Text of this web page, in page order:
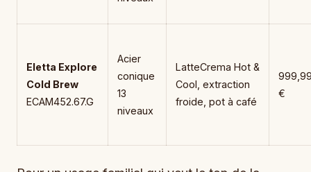
Eletta Explore
Cold Brew
ECAM452.67.G
Acier
conique
13
niveaux
LatteCrema Hot &
Cool, extraction
froide, pot à café
€